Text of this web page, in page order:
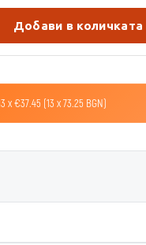
Добави в количката
x €37.45 (13 x 73.25 BGN)